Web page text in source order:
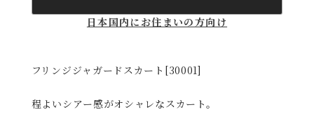
日本国内にお住まいの方向け
フリンジジャガードスカート[30001]
程よいシアー感がオシャレなスカート。